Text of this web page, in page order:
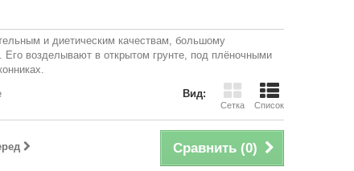
и диетическим качествам, большому
возделывают в открытом грунте, под плёночными
Вид:
Сетка Список
Сравнить (0)